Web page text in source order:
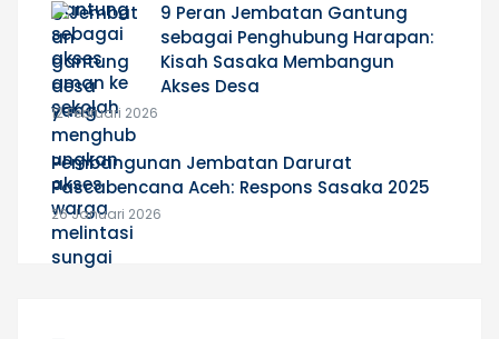
9 Peran Jembatan Gantung
sebagai Penghubung Harapan:
Kisah Sasaka Membangun
Akses Desa
12 Februari 2026
Pembangunan Jembatan Darurat
Pascabencana Aceh: Respons Sasaka 2025
26 Januari 2026